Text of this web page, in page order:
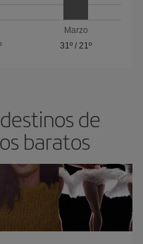
Marzo
31º / 21º
de
baratos